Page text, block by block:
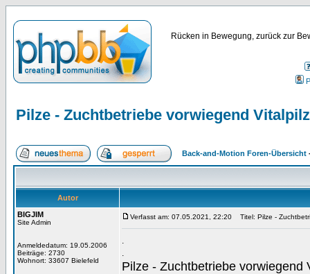
Rücken in Bewegung, zurück zur
Pilze - Zuchtbetriebe vorwiegend
Back-and-Motion Foren-Übersicht
Autor
BIGJIM
Site Admin
Anmeldedatum: 19.05.2006
Beiträge: 2730
Wohnort: 33607 Bielefeld
Verfasst am: 07.05.2021, 22:20 Titel: Pilze -
.
.
Pilze - Zuchtbetriebe vorwiegend